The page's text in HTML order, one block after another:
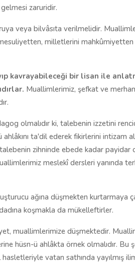
zaruridir.
veya bilvâsıta verilmelidir.
milletlerini mahkûmiyetten
kavrayabileceği bir lisan ile
Muallimlerimiz, şefkat ve
olmalıdır ki, talebenin izzetini
ta'dil ederek fikirlerini intizam
zihninde ebede kadar payidar
meslekî dersleri yanında
ağına düşmekten kurtarmaya
koşmakla da mükelleftirler.
muallimlerimize düşmektedir.
hüsn-ü ahlâkta örnek olmalıdır. Bu
vatan sathında yayılmış